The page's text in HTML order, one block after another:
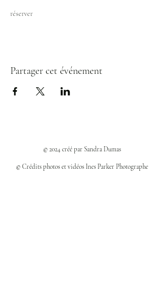
réserver
Partager cet événement
© 2024 créé par Sandra Dumas
© Crédits photos et vidéos Ines Parker Photographe